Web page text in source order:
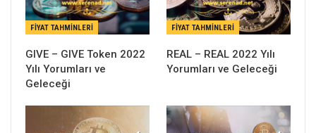
FIYAT TAHMINLERI
GIVE – GIVE Token 2022
Yılı Yorumları ve
Geleceği
FIYAT TAHMINLERI
REAL – REAL 2022 Yılı
Yorumları ve Geleceği